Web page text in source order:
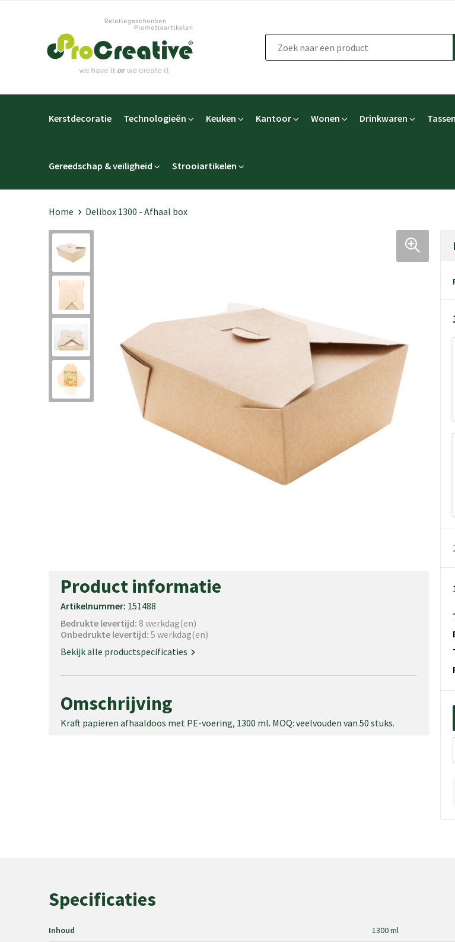
Kerstdecoratie Technologieën Keuken Kantoor Wonen Drinkwaren Tassen
Gereedschap & veiligheid Strooiartikelen
Home Delibox 1300 - Afhaal box
Product informatie
Artikelnummer: 151488
Bedrukte levertijd: 8 werkdag(en)
Onbedrukte levertijd: 5 werkdag(en)
Bekijk alle productspecificaties
Omschrijving
Kraft papieren afhaaldoos met PE-voering, 1300 ml. MOQ: veelvouden van 50 stuks.
Specificaties
Inhoud 1300 ml